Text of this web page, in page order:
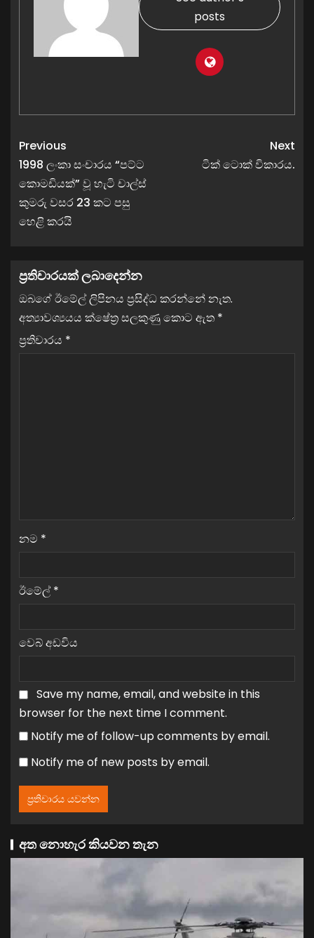
posts
Previous
1998 ලංකා සංචාරය “පට්ට
කොමඩියක්” වූ හැටි චාල්ස්
කුමරු වසර 23 කට පසු
හෙළි කරයි
Next
ටික් ටොක් විකාරය.
ප්‍රතිචාරයක් ලබාදෙන්න
ඔබගේ ඊමේල් ලිපිනය ප්‍රසිද්ධ කරන්නේ නැත.
අත්‍යාවශ්‍යයය ක්ෂේත්‍ර සලකුණු කොට ඇත *
ප්‍රතිචාරය *
නම *
ඊමේල් *
වෙබ් අඩවිය
Save my name, email, and website in this
browser for the next time I comment.
Notify me of follow-up comments by email.
Notify me of new posts by email.
අත නොහැර කියවන තැන